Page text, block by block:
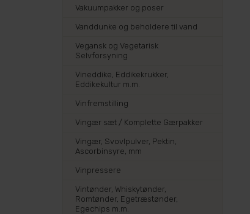
Vakuumpakker og poser
Vanddunke og beholdere til vand
Vegansk og Vegetarisk
Selvforsyning
Vineddike, Eddikekrukker,
Eddikekultur m.m.
Vinfremstilling
Vingær sæt / Komplette Gærpakker
Vingær, Svovlpulver, Pektin,
Ascorbinsyre, mm
Vinpressere
Vintønder, Whiskytønder,
Romtønder, Egetræstønder,
Egechips m.m.